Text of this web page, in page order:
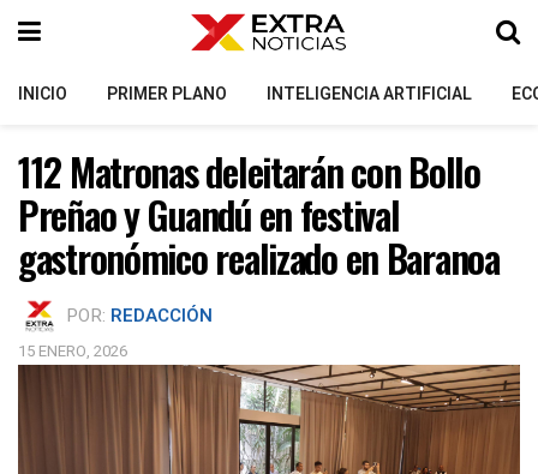
INICIO PRIMER PLANO INTELIGENCIA ARTIFICIAL
112 Matronas deleitarán con Bollo
Preñao y Guandú en festival
gastronómico realizado en Baranoa
POR: REDACCIÓN
15 ENERO, 2026